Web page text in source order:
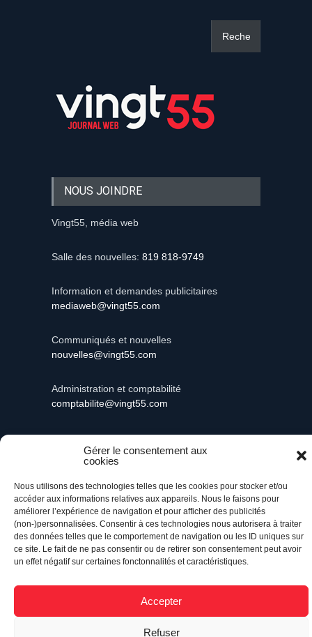
Gérer le consentement aux
cookies
Nous utilisons des technologies telles que les cookies pour stocker et/ou
accéder aux informations relatives aux appareils. Nous le faisons pour
améliorer l’expérience de navigation et pour afficher des publicités
(non-)personnalisées. Consentir à ces technologies nous autorisera à traiter
des données telles que le comportement de navigation ou les ID uniques sur
ce site. Le fait de ne pas consentir ou de retirer son consentement peut avoir
un effet négatif sur certaines fonctonnalités et caractéristiques.
Accepter
Refuser
NOUS JOINDRE
Vingt55, média web
Salle des nouvelles: 819 818-9749
Information et demandes publicitaires
mediaweb@vingt55.com
Communiqués et nouvelles
nouvelles@vingt55.com
Administration et comptabilité
comptabilite@vingt55.com
réservés.
Retour à l’accueil